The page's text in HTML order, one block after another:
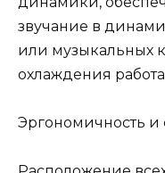
звучание в
или музыкальных
охлаждения
Эргономичность и